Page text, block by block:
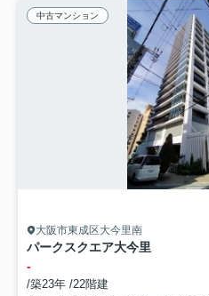
中古マンション
大阪市東成区大今里南
パークスクエア大今里
-
/築23年 /22階建